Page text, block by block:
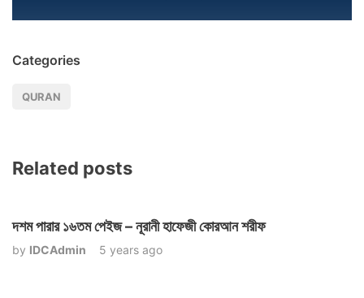
Categories
QURAN
Related posts
দশম পারার ১৬তম পেইজ – নূরানী হাফেজী কোরআন শরীফ
by IDCAdmin 5 years ago